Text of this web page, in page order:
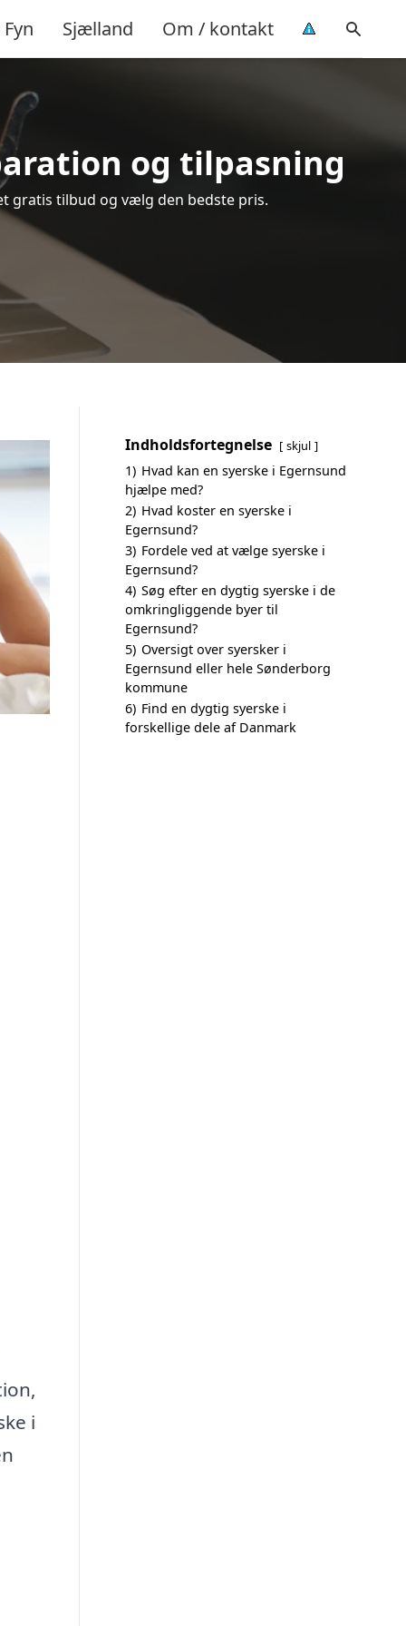
Fyn Sjælland Om / kontakt
og tilpasning
gratis tilbud og vælg den bedste pris.
i
Indholdsfortegnelse skjul
1) Hvad kan en syerske i Egernsund
hjælpe med?
2) Hvad koster en syerske i
Egernsund?
3) Fordele ved at vælge syerske i
Egernsund?
4) Søg efter en dygtig syerske i de
omkringliggende byer til
Egernsund?
5) Oversigt over syersker i
Egernsund eller hele Sønderborg
kommune
6) Find en dygtig syerske i
forskellige dele af Danmark